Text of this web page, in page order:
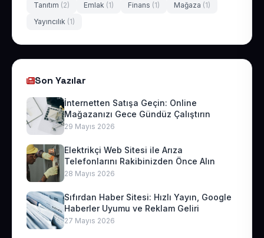
Tanıtım (2) Emlak (1) Finans (1) Mağaza (1)
Yayıncılık (1)
Son Yazılar
İnternetten Satışa Geçin: Online
Mağazanızı Gece Gündüz Çalıştırın
29 Mayıs 2026
Elektrikçi Web Sitesi ile Arıza
Telefonlarını Rakibinizden Önce Alın
28 Mayıs 2026
Sıfırdan Haber Sitesi: Hızlı Yayın, Google
Haberler Uyumu ve Reklam Geliri
27 Mayıs 2026